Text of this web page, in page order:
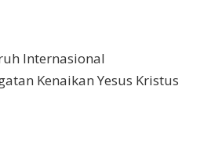
Internasional
Kenaikan Yesus Kristus